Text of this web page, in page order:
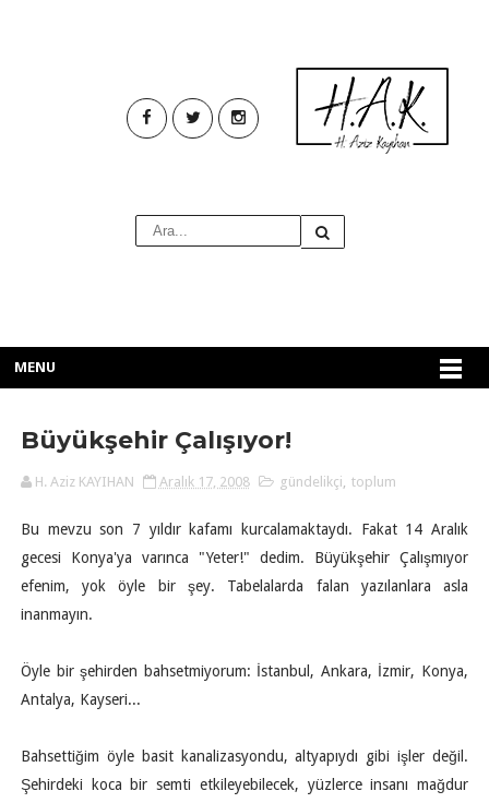
MENU
Büyükşehir Çalışıyor!
H. Aziz KAYIHAN Aralık 17, 2008 gündelikçi, toplum
Bu mevzu son 7 yıldır kafamı kurcalamaktaydı. Fakat 14 Aralık
gecesi Konya'ya varınca "Yeter!" dedim. Büyükşehir Çalışmıyor
efenim, yok öyle bir şey. Tabelalarda falan yazılanlara asla
inanmayın.
Öyle bir şehirden bahsetmiyorum: İstanbul, Ankara, İzmir, Konya,
Antalya, Kayseri...
Bahsettiğim öyle basit kanalizasyondu, altyapıydı gibi işler değil.
Şehirdeki koca bir semti etkileyebilecek, yüzlerce insanı mağdur